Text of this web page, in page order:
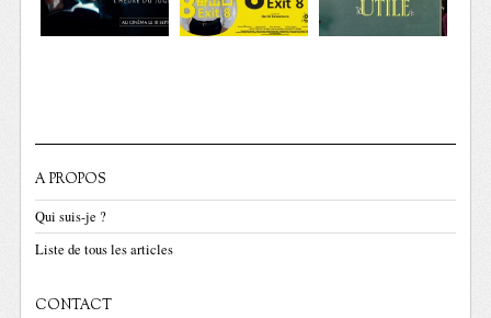
A PROPOS
Qui suis-je ?
Liste de tous les articles
CONTACT